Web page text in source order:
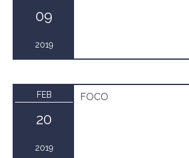
09
2019
FEB
20
2019
FOCO